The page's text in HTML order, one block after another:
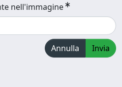
nell'immagine
Annulla Invia